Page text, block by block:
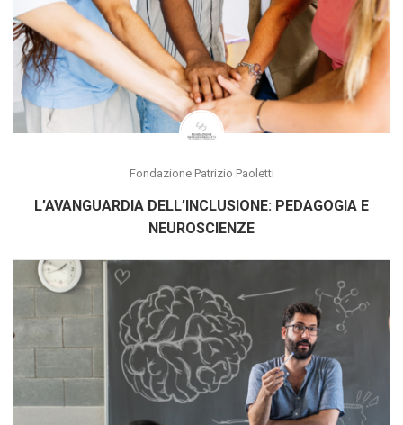
Fondazione Patrizio Paoletti
L’AVANGUARDIA DELL’INCLUSIONE: PEDAGOGIA E
NEUROSCIENZE